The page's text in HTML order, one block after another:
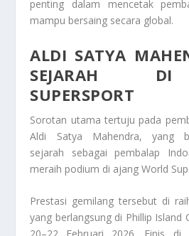
penting dalam mencetak
mampu bersaing secara global.
ALDI SATYA
SEJARAH
SUPERSPORT
Sorotan utama tertuju pada
Aldi Satya Mahendra, yang
sejarah sebagai pembalap
meraih podium di ajang World
Prestasi gemilang tersebut di
yang berlangsung di Phillip Island